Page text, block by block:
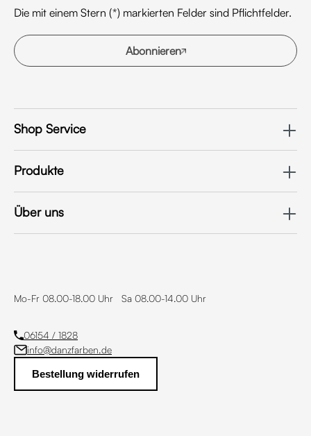
Mo-Fr 08.00-18.00 Uhr Sa 08.00-14.00 Uhr
06154 / 1828
info@danzfarben.de
Bestellung widerrufen
Shop Service
Produkte
Über uns
Die mit einem Stern (*) markierten Felder sind Pflichtfelder.
Abonnieren